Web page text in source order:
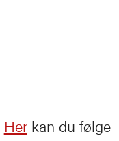
Herkan du følge